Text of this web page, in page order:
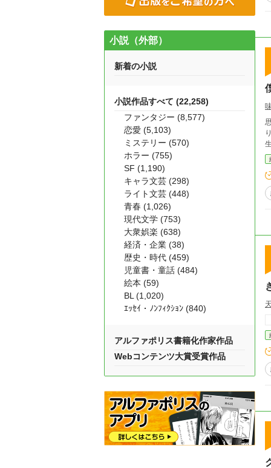
小説（外部）
新着の小説
小説作品すべて (22,258)
ファンタジー (8,577)
恋愛 (5,103)
ミステリー (570)
ホラー (755)
SF (1,190)
キャラ文芸 (298)
ライト文芸 (448)
青春 (1,026)
現代文学 (753)
大衆娯楽 (638)
経済・企業 (38)
歴史・時代 (459)
児童書・童話 (484)
絵本 (59)
BL (1,020)
ｴｯｾｲ・ﾉﾝﾌｨｸｼｮﾝ (840)
アルファポリス書籍化作家作品
Webコンテンツ大賞受賞作品